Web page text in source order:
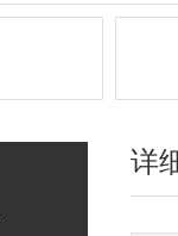
详